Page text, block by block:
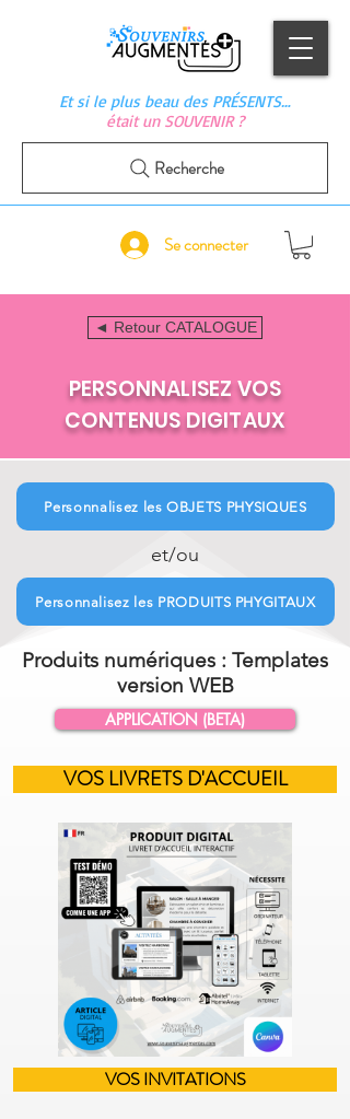
Et si le plus beau des PRÉSENTS…
était un SOUVENIR ?
Se connecter
Recherche
◄ Retour CATALOGUE
PERSONNALISEZ VOS
CONTENUS DIGITAUX
Personnalisez les OBJETS PHYSIQUES
et/ou
Personnalisez les PRODUITS PHYGITAUX
Produits numériques : Templates
version WEB
APPLICATION (BETA)
VOS LIVRETS D'ACCUEIL
VOS INVITATIONS